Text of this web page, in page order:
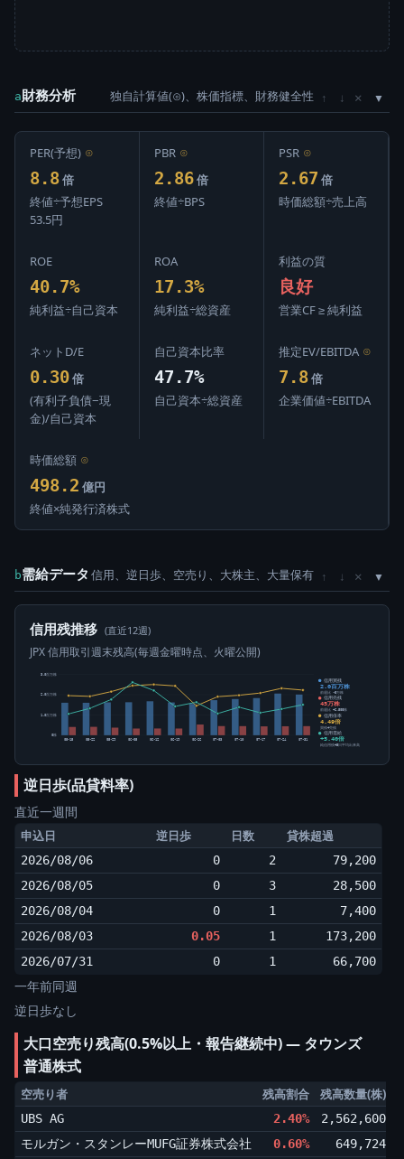
a財務分析 独自計算値(⊙)、株価指標、財務健全性 ↑ ↓ ×
PER(予想) ⊙
8.8 倍
終値÷予想EPS
53.5円
PBR ⊙
2.86 倍
終値÷BPS
PSR ⊙
2.67 倍
時価総額÷売上高
ROE
40.7%
純利益÷自己資本
ROA
17.3%
純利益÷総資産
利益の質
良好
営業CF ≥ 純利益
ネットD/E
0.30 倍
(有利子負債−現
金)/自己資本
自己資本比率
47.7%
自己資本÷総資産
推定EV/EBITDA ⊙
7.8 倍
企業価値÷EBITDA
時価総額 ⊙
498.2 億円
終値×純発行済株式
b需給データ 信用、逆日歩、空売り、大株主、大量保有 ↑ ↓ ×
信用残推移 (直近12週)
JPX 信用取引週末残高(毎週金曜時点、火曜公開)
0株
1.0百万株
2.0百万株
3.0百万株
05-15 05-22 05-29 06-05 06-12 06-19 06-26 07-03 07-10 07-17 07-24 07-31
信用買残
2.0百万株
前週比 -5万株
信用売残
45万株
前週比 +6,500株
信用倍率
4.49倍
買残÷売残
信用需給
+5.40倍
純信用残÷5日平均出来高
逆日歩(品貸料率)
直近一週間
申込日 逆日歩 日数 貸株超過
2026/08/06 0 2
79,200
2026/08/05
0 3
28,500
2026/08/04
0 1
7,400
2026/08/03
0.05 1
173,200
2026/07/31
0 1 66,700
一年前同週
逆日歩なし
大口空売り残高(0.5%以上・報告継続中) ― タウンズ
普通株式
空売り者 残高割合 残高数量(株)
UBS AG 2.40% 2,562,600
モルガン・スタンレーMUFG証券株式会社
0.60% 649,724